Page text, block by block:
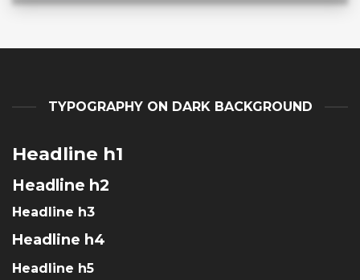
TYPOGRAPHY ON DARK BACKGROUND
Headline h1
Headline h2
Headline h3
Headline h4
Headline h5